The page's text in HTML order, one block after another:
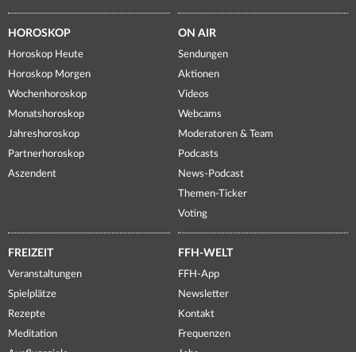
HOROSKOP
Horoskop Heute
Horoskop Morgen
Wochenhoroskop
Monatshoroskop
Jahreshoroskop
Partnerhoroskop
Aszendent
ON AIR
Sendungen
Aktionen
Videos
Webcams
Moderatoren & Team
Podcasts
News-Podcast
Themen-Ticker
Voting
FREIZEIT
Veranstaltungen
Spielplätze
Rezepte
Meditation
FFH-WELT
FFH-App
Newsletter
Kontakt
Frequenzen